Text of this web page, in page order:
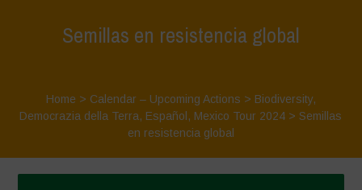
Semillas en resistencia global
Home > Calendar – Upcoming Actions > Biodiversity,
Democrazia della Terra, Español , Mexico Tour 2024 > Semillas
en resistencia global